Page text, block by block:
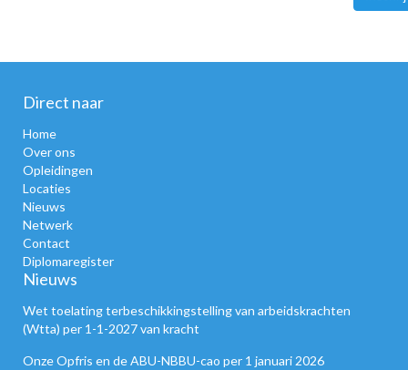
Direct naar
Home
Over ons
Opleidingen
Locaties
Nieuws
Netwerk
Contact
Diplomaregister
Nieuws
Wet toelating terbeschikkingstelling van arbeidskrachten
(Wtta) per 1-1-2027 van kracht
Onze Opfris en de ABU-NBBU-cao per 1 januari 2026